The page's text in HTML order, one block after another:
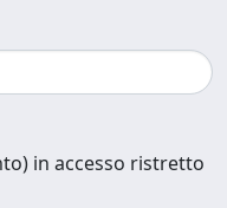
in accesso ristretto